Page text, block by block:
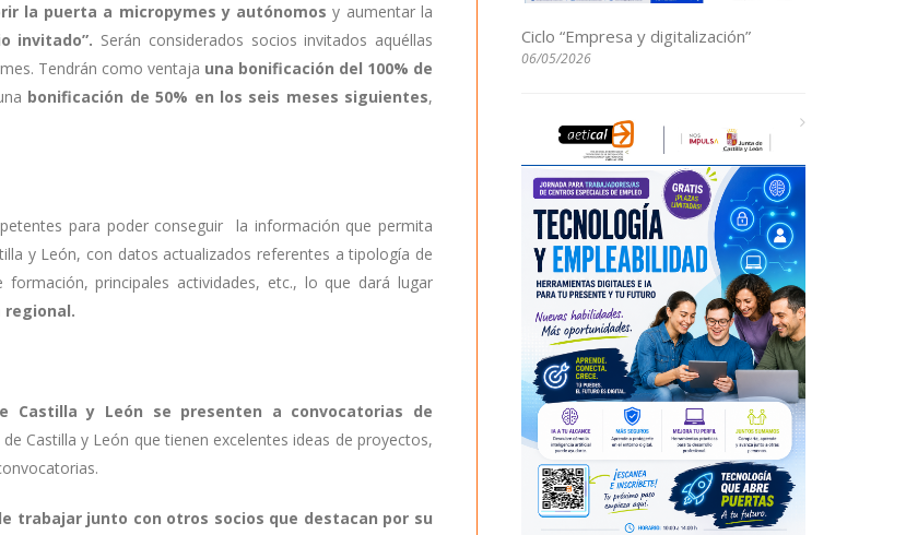
la puerta a micropymes y autónomosy aumentar la
invitado”. Serán considerados socios invitados aquéllas
Tendrán como ventaja una bonificación del 100% de
bonificación de 50% en los seis meses siguientes,
para poder conseguir la información que permita
y León, con datos actualizados referentes a tipología de
principales actividades, etc., lo que dará lugar
regional.
Castilla y León se presenten a convocatorias de
Castilla y León que tienen excelentes ideas de proyectos,
trabajar junto con otros socios que destacan por su
Ciclo “Empresa y digitalización”
06/05/2026